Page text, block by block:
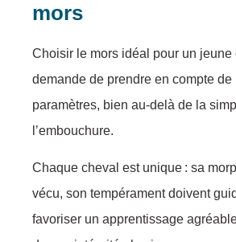
mors
Choisir le mors idéal pour un jeune
demande de prendre en compte de
paramètres, bien au-delà de la
l’embouchure.
Chaque cheval est unique : sa
vécu, son tempérament doivent
favoriser un apprentissage